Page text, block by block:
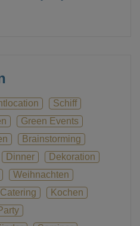
Schiff
Green Events
Brainstorming
Dinner
Dekoration
Weihnachten
Catering
Kochen